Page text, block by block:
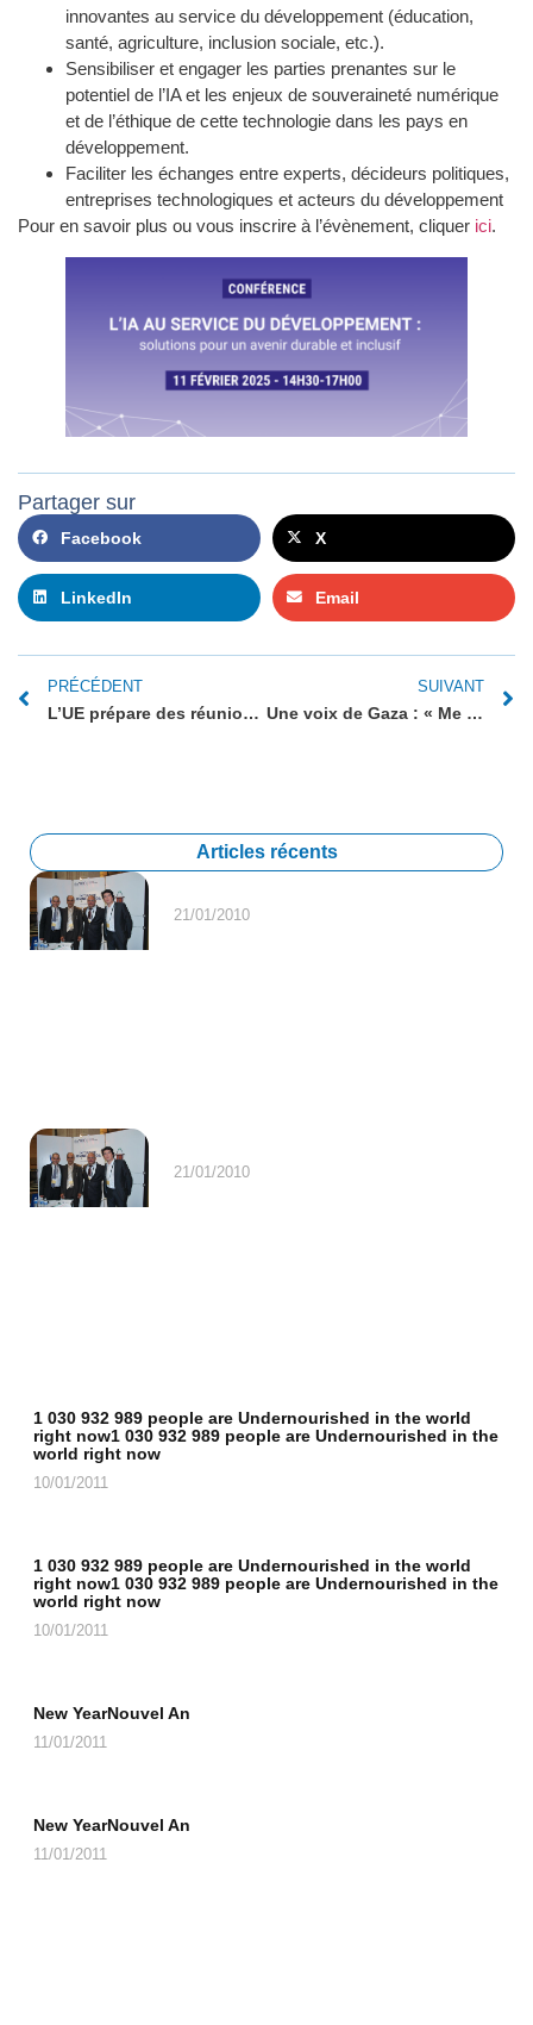
innovantes au service du développement (éducation,
santé, agriculture, inclusion sociale, etc.).
Sensibiliser et engager les parties prenantes sur le
potentiel de l’IA et les enjeux de souveraineté numérique
et de l’éthique de cette technologie dans les pays en
développement.
Faciliter les échanges entre experts, décideurs politiques,
entreprises technologiques et acteurs du développement
Pour en savoir plus ou vous inscrire à l’évènement, cliquer ici.
Partager sur
Facebook X
LinkedIn Email
PRÉCÉDENT
L’UE prépare des réunions avec Israël et l’Autorité palestinienne
SUIVANT
Une voix de Gaza : « Me demander si je condamne le Hamas est une insulte ».
Articles récents
21/01/2010
21/01/2010
1 030 932 989 people are Undernourished in the world
right now1 030 932 989 people are Undernourished in the
world right now
10/01/2011
1 030 932 989 people are Undernourished in the world
right now1 030 932 989 people are Undernourished in the
world right now
10/01/2011
New YearNouvel An
11/01/2011
New YearNouvel An
11/01/2011